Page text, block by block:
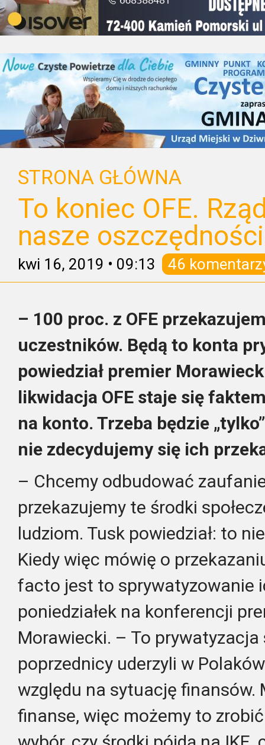
STRONA GŁÓWNA
To koniec OFE.
nasze oszczędności
kwi 16, 2019 • 09:13 46
– 100 proc. z OFE
uczestników. Będą to konta
powiedział premier
likwidacja OFE staje się
na konto. Trzeba będzie
nie zdecydujemy się ich
– Chcemy odbudować
przekazujemy te środki
ludziom. Tusk powiedział: to
Kiedy więc mówię o
facto jest to sprywatyzowanie
poniedziałek na konferencji
Morawiecki. – To
poprzednicy uderzyli w
względu na sytuację finansów.
finanse, więc możemy to